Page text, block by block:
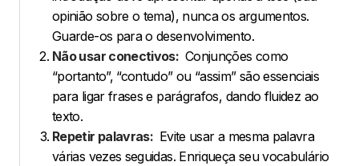
opinião sobre o tema), nunca os argumentos.
Guarde-os para o desenvolvimento.
Não usar conectivos: Conjunções como
“portanto”, “contudo” ou “assim” são essenciais
para ligar frases e parágrafos, dando fluidez ao
texto.
Repetir palavras: Evite usar a mesma palavra
várias vezes seguidas. Enriqueça seu vocabulário